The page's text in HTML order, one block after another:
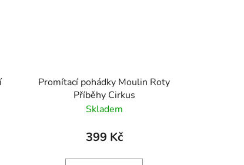
Promítací pohádky Moulin Roty
Příběhy Cirkus
Skladem
399 Kč